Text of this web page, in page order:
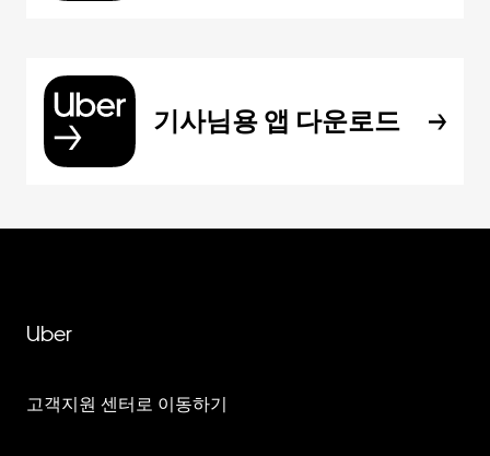
기사님용 앱 다운로드
Uber
고객지원 센터로 이동하기